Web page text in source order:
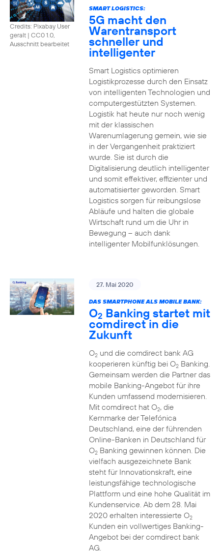
Credits: Pixabay User
geralt | CC0 1.0,
Ausschnitt bearbeitet
SMART LOGISTICS:
5G macht den
Warentransport
schneller und
intelligenter
Smart Logistics optimieren
Logistikprozesse durch den Einsatz
von intelligenten Technologien und
computergestützten Systemen.
Logistik hat heute nur noch wenig
mit der klassischen
Warenumlagerung gemein, wie sie
in der Vergangenheit praktiziert
wurde. Sie ist durch die
Digitalisierung deutlich intelligenter
und somit effektiver, effizienter und
automatisierter geworden. Smart
Logistics sorgen für reibungslose
Abläufe und halten die globale
Wirtschaft rund um die Uhr in
Bewegung – auch dank
intelligenter Mobilfunklösungen.
27. Mai 2020
DAS SMARTPHONE ALS MOBILE BANK:
O2 Banking startet mit
comdirect in die
Zukunft
O2und die comdirect bank AG
kooperieren künftig bei O2Banking.
Gemeinsam werden die Partner das
mobile Banking-Angebot für ihre
Kunden umfassend modernisieren.
Mit comdirect hat O2, die
Kernmarke der Telefónica
Deutschland, eine der führenden
Online-Banken in Deutschland für
O2Banking gewinnen können. Die
vielfach ausgezeichnete Bank
steht für Innovationskraft, eine
leistungsfähige technologische
Plattform und eine hohe Qualität im
Kundenservice. Ab dem 28. Mai
2020 erhalten interessierte O2
Kunden ein vollwertiges Banking-
Angebot bei der comdirect bank
AG.